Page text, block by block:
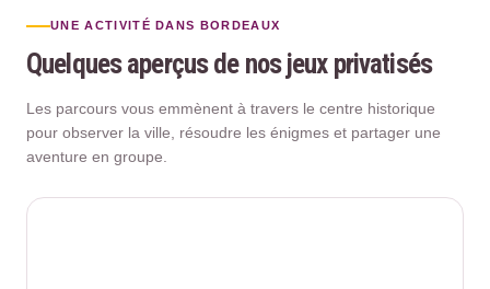
UNE ACTIVITÉ DANS BORDEAUX
Quelques aperçus de nos jeux privatisés
Les parcours vous emmènent à travers le centre historique
pour observer la ville, résoudre les énigmes et partager une
aventure en groupe.